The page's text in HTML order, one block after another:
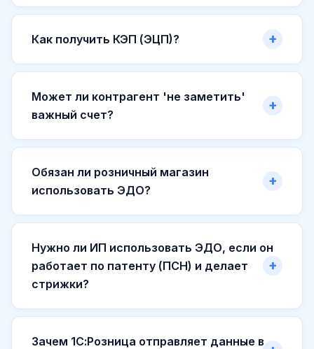
Как получить КЭП (ЭЦП)?
Может ли контрагент 'не заметить'
важный счет?
Обязан ли розничный магазин
использовать ЭДО?
Нужно ли ИП использовать ЭДО, если он
работает по патенту (ПСН) и делает
стрижки?
Зачем 1С:Розница отправляет данные в